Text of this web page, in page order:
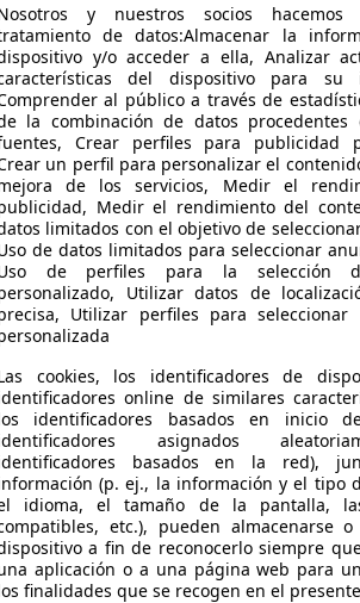
01/2017
Elevalunas eléctrico, Paquete
LAS PALMAS DE GRAN CANARIA
y nuestros socios
de datos:Almacenar la
y/o acceder a ella, Analizar
del dispositivo para su
al público a través de
la combinación de datos procedentes
Crear perfiles para publicidad
un perfil para personalizar el
de los servicios, Medir el
Medir el rendimiento del
limitados con el objetivo de
de datos limitados para seleccionar
de perfiles para la selección
Utilizar datos de
Utilizar perfiles para
cookies, los identificadores de
online de similares
identificadores basados en inicio
asignados
basados en la red),
(p. ej., la información y el tipo
idioma, el tamaño de la pantalla,
etc.), pueden almacenarse
a fin de reconocerlo siempre
aplicación o a una página web para
finalidades que se recogen en el